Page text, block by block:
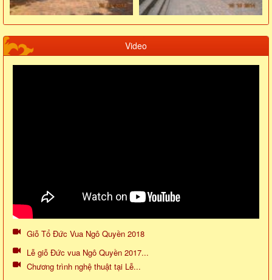
Video
Giỗ Tổ Đức Vua Ngô Quyền 2018
Lễ giỗ Đức vua Ngô Quyền 2017...
Chương trình nghệ thuật tại Lễ...